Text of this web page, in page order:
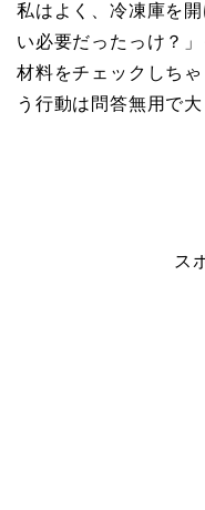
私はよく、冷凍庫を
い必要だったっけ？
材料をチェックしち
う行動は問答無用で
ス